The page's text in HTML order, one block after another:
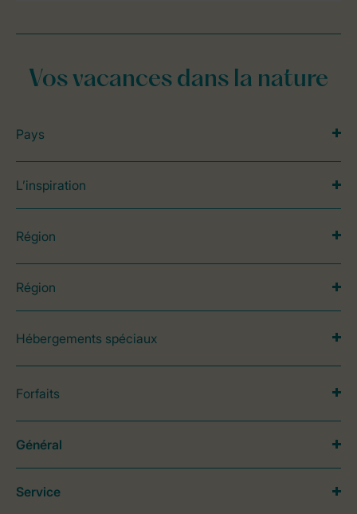
Vos vacances dans la nature
Pays
L’inspiration
Région
Région
Hébergements spéciaux
Forfaits
Général
Service